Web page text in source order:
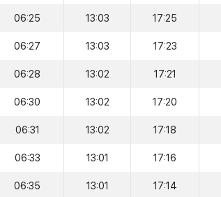
06:25 13:03 17:25
06:27 13:03 17:23
06:28 13:02 17:21
06:30 13:02 17:20
06:31 13:02 17:18
06:33 13:01 17:16
06:35 13:01 17:14